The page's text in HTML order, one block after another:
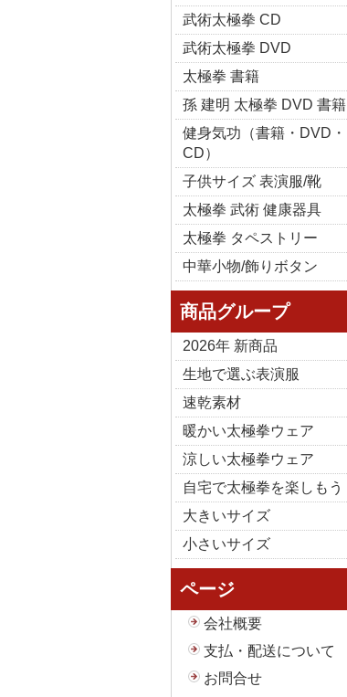
武術太極拳 CD
武術太極拳 DVD
太極拳 書籍
孫 建明 太極拳 DVD 書籍
健身気功（書籍・DVD・
CD）
子供サイズ 表演服/靴
太極拳 武術 健康器具
太極拳 タペストリー
中華小物/飾りボタン
商品グループ
2026年 新商品
生地で選ぶ表演服
速乾素材
暖かい太極拳ウェア
涼しい太極拳ウェア
自宅で太極拳を楽しもう
大きいサイズ
小さいサイズ
ページ
会社概要
支払・配送について
お問合せ